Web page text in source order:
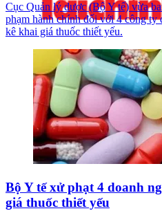
Cục Quản lý dược (Bộ Y tế) vừa
phạm hành chính đối với 4 công
kê khai giá thuốc thiết yếu.
Bộ Y tế xử phạt 4 doanh
giá thuốc thiết yếu